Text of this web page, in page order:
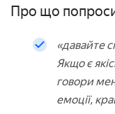
Про що
«давайте
Якщо є
говори
емоції,